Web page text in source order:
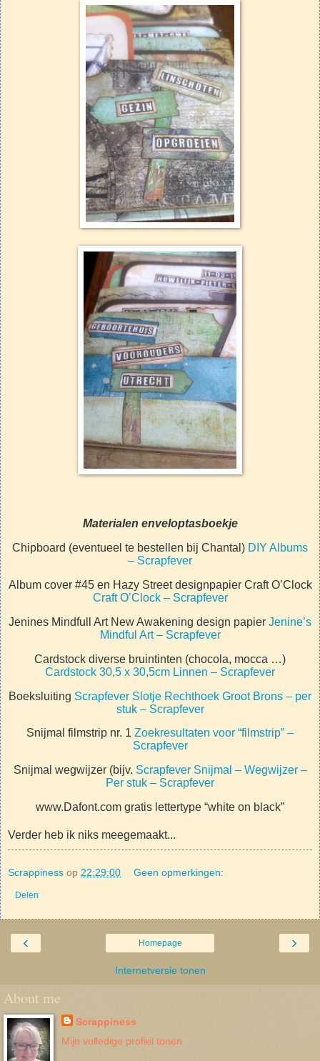
Materialen enveloptasboekje
Chipboard (eventueel te bestellen bij Chantal) DIY Albums
– Scrapfever
Album cover #45 en Hazy Street designpapier Craft O’Clock
Craft O’Clock – Scrapfever
Jenines Mindfull Art New Awakening design papier Jenine’s
Mindful Art – Scrapfever
Cardstock diverse bruintinten (chocola, mocca …)
Cardstock 30,5 x 30,5cm Linnen – Scrapfever
Boeksluiting Scrapfever Slotje Rechthoek Groot Brons – per
stuk – Scrapfever
Snijmal filmstrip nr. 1 Zoekresultaten voor “filmstrip” –
Scrapfever
Snijmal wegwijzer (bijv. Scrapfever Snijmal – Wegwijzer –
Per stuk – Scrapfever
www.Dafont.com gratis lettertype “white on black”
Verder heb ik niks meegemaakt...
Scrappiness op 22:29:00 Geen opmerkingen:
Delen
‹ ›
Homepage
Internetversie tonen
About me
Scrappiness
Mijn volledige profiel tonen